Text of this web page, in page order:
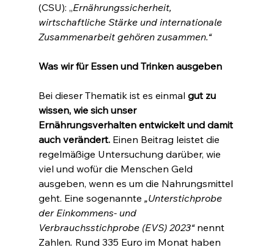
(CSU): „Ernährungssicherheit,
wirtschaftliche Stärke und internationale
Zusammenarbeit gehören zusammen.“
Was wir für Essen und Trinken ausgeben
Bei dieser Thematik ist es einmal gut zu
wissen, wie sich unser
Ernährungsverhalten entwickelt und damit
auch verändert. Einen Beitrag leistet die
regelmäßige Untersuchung darüber, wie
viel und wofür die Menschen Geld
ausgeben, wenn es um die Nahrungsmittel
geht. Eine sogenannte „Unterstichprobe
der Einkommens- und
Verbrauchsstichprobe (EVS) 2023“ nennt
Zahlen. Rund 335 Euro im Monat haben